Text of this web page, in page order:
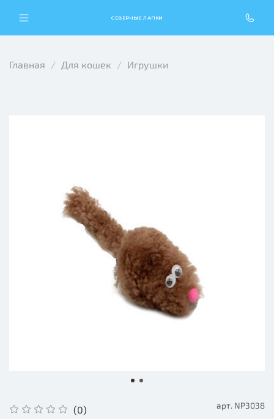
СЕВЕРНЫЕ ЛАПКИ
Главная Для кошек Игрушки
(0) арт. NP3038